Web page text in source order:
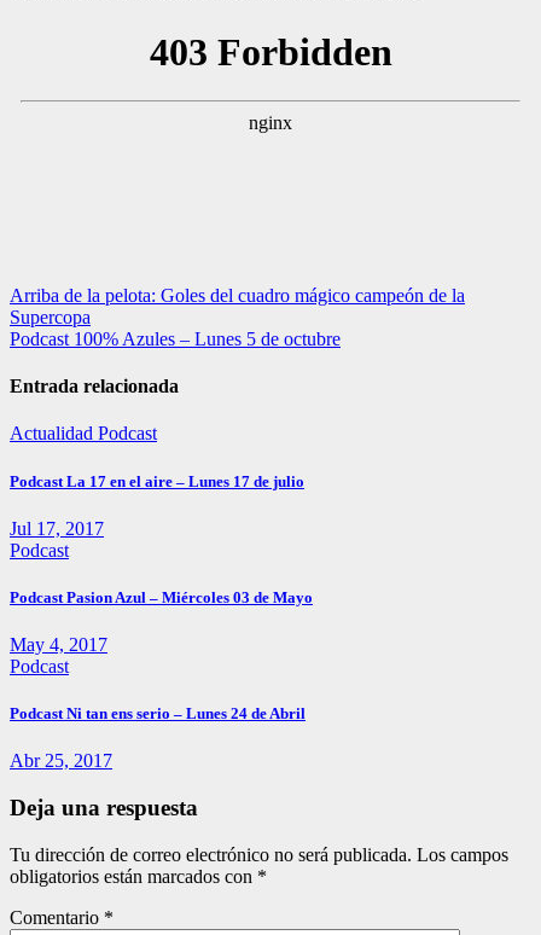
Navegación
de
Arriba de la pelota: Goles del cuadro mágico campeón de la
Supercopa
Podcast 100% Azules – Lunes 5 de octubre
Entrada relacionada
Actualidad Podcast
Podcast La 17 en el aire – Lunes 17 de julio
Jul 17, 2017
Podcast
Podcast Pasion Azul – Miércoles 03 de Mayo
May 4, 2017
Podcast
Podcast Ni tan ens serio – Lunes 24 de Abril
Abr 25, 2017
Deja una respuesta
Tu dirección de correo electrónico no será publicada. Los campos
obligatorios están marcados con *
Comentario *